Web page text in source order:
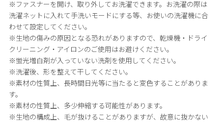
※ファスナーを開け、取り外してお洗濯できます。お洗濯の際は
洗濯ネットに入れて手洗いモードにする等、お使いの洗濯機に合
わせて設定してください。
※生地の傷みの原因となる恐れがありますので、乾燥機・ドライ
クリーニング・アイロンのご使用はお避けください。
※蛍光増白剤が入っていない洗剤を使用してください。
※洗濯後、形を整えて干してください。
※素材の性質上、長時間日光等に当たると変色することがありま
す。
※素材の性質上、多少伸縮する可能性があります。
※生地の構成上、毛が抜けることがありますが、故意に抜かない